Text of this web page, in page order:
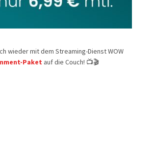
wieder mit dem Streaming-Dienst WOW
Paket auf die Couch! 📺🎬